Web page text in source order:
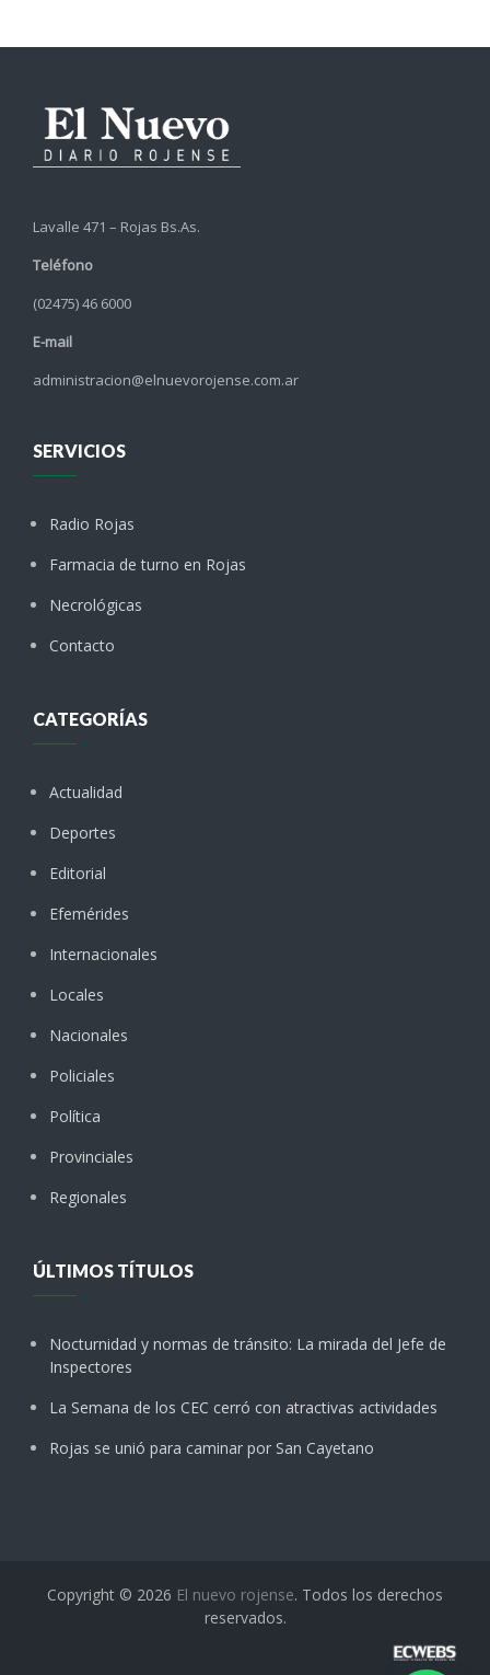
Lavalle 471 – Rojas Bs.As.
Teléfono
(02475) 46 6000
E-mail
administracion@elnuevorojense.com.ar
SERVICIOS
Radio Rojas
Farmacia de turno en Rojas
Necrológicas
Contacto
CATEGORÍAS
Actualidad
Deportes
Editorial
Efemérides
Internacionales
Locales
Nacionales
Policiales
Política
Provinciales
Regionales
ÚLTIMOS TÍTULOS
Nocturnidad y normas de tránsito: La mirada del Jefe de
Inspectores
La Semana de los CEC cerró con atractivas actividades
Rojas se unió para caminar por San Cayetano
Copyright © 2026 El nuevo rojense. Todos los derechos
reservados.